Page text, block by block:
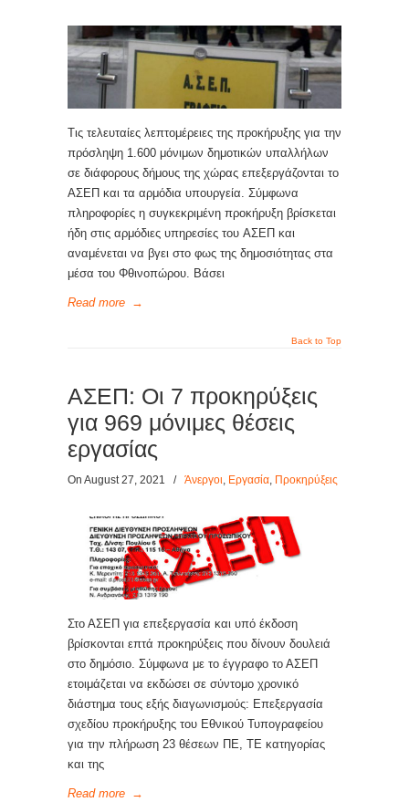
Τις τελευταίες λεπτομέρειες της προκήρυξης για την
πρόσληψη 1.600 μόνιμων δημοτικών υπαλλήλων
σε διάφορους δήμους της χώρας επεξεργάζονται το
ΑΣΕΠ και τα αρμόδια υπουργεία. Σύμφωνα
πληροφορίες η συγκεκριμένη προκήρυξη βρίσκεται
ήδη στις αρμόδιες υπηρεσίες του ΑΣΕΠ και
αναμένεται να βγει στο φως της δημοσιότητας στα
μέσα του Φθινοπώρου. Βάσει
Read more →
Back to Top
ΑΣΕΠ: Οι 7 προκηρύξεις
για 969 μόνιμες θέσεις
εργασίας
On August 27, 2021 / Άνεργοι, Εργασία, Προκηρύξεις
Στο ΑΣΕΠ για επεξεργασία και υπό έκδοση
βρίσκονται επτά προκηρύξεις που δίνουν δουλειά
στο δημόσιο. Σύμφωνα με το έγγραφο το ΑΣΕΠ
ετοιμάζεται να εκδώσει σε σύντομο χρονικό
διάστημα τους εξής διαγωνισμούς: Επεξεργασία
σχεδίου προκήρυξης του Εθνικού Τυπογραφείου
για την πλήρωση 23 θέσεων ΠΕ, ΤΕ κατηγορίας
και της
Read more →